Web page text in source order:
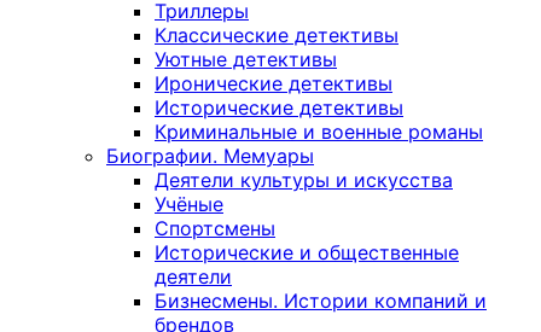
Триллеры
Классические детективы
Уютные детективы
Иронические детективы
Исторические детективы
Криминальные и военные романы
Биографии. Мемуары
Деятели культуры и искусства
Учёные
Спортсмены
Исторические и общественные
деятели
Бизнесмены. Истории компаний и
брендов